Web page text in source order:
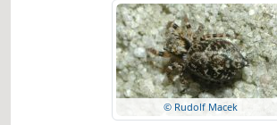
© Rudolf Macek